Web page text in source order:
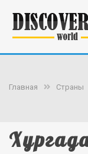
Главная Страны